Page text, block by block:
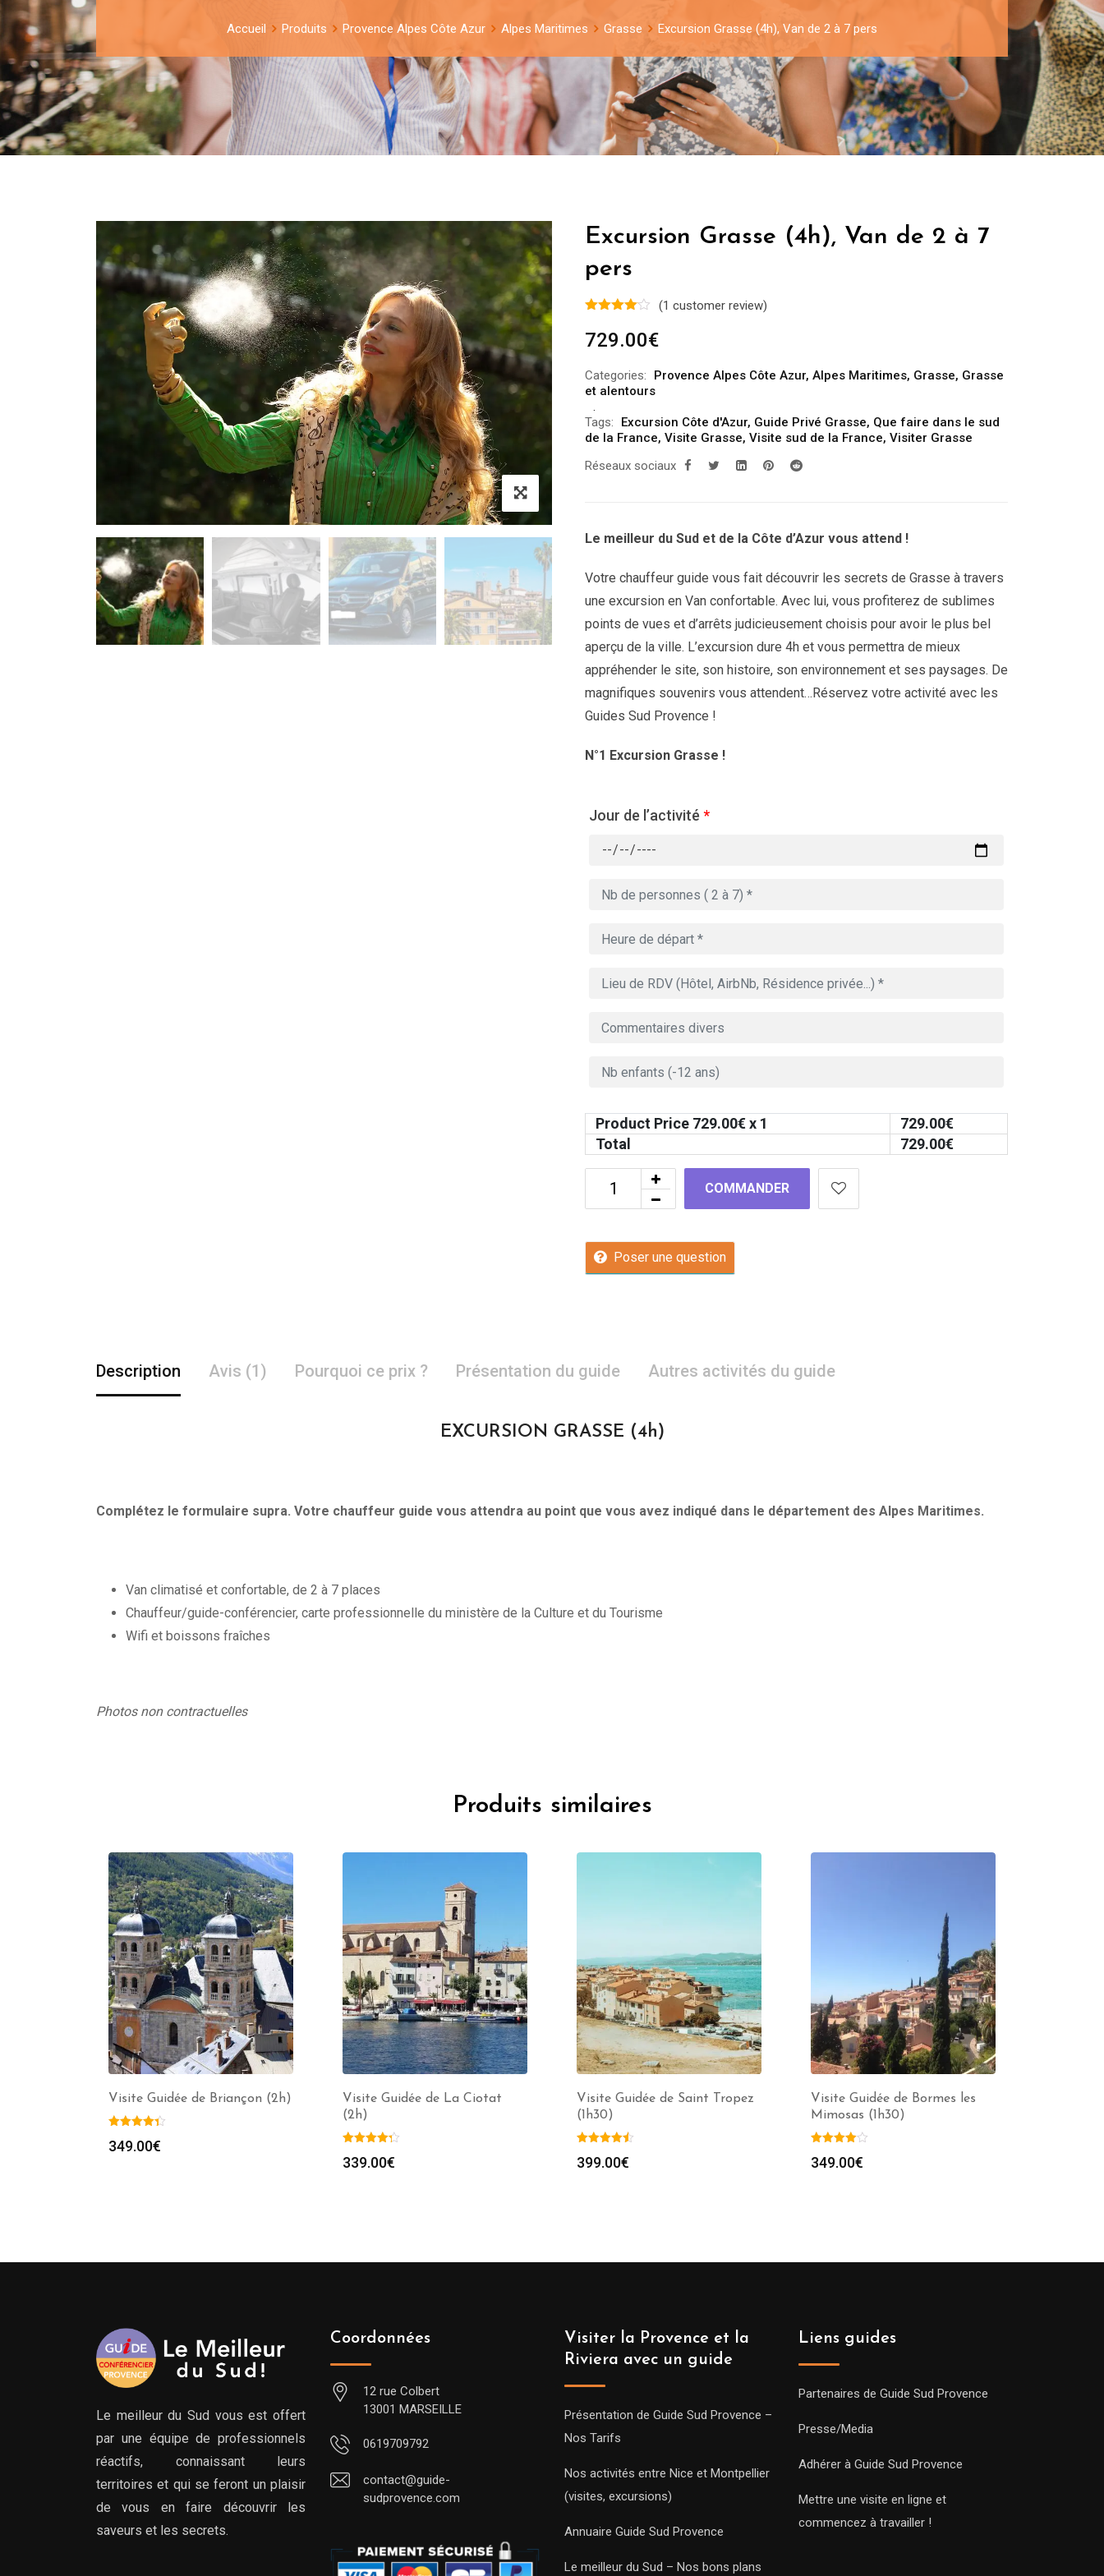
Accueil Produits Provence Alpes Côte Azur Alpes Maritimes Grasse Excursion Grasse (4h), Van de 2 à 7 pers
Excursion Grasse (4h), Van de 2 à 7
pers
(1 customer review)
729.00€
Categories: Provence Alpes Côte Azur, Alpes Maritimes, Grasse, Grasse
et alentours
Tags: Excursion Côte d'Azur, Guide Privé Grasse, Que faire dans le sud
de la France, Visite Grasse, Visite sud de la France, Visiter Grasse
Réseaux sociaux
Le meilleur du Sud et de la Côte d’Azur vous attend !
Votre chauffeur guide vous fait découvrir les secrets de Grasse à travers
une excursion en Van confortable. Avec lui, vous profiterez de sublimes
points de vues et d’arrêts judicieusement choisis pour avoir le plus bel
aperçu de la ville. L’excursion dure 4h et vous permettra de mieux
appréhender le site, son histoire, son environnement et ses paysages. De
magnifiques souvenirs vous attendent…Réservez votre activité avec les
Guides Sud Provence !
N°1 Excursion Grasse !
Jour de l’activité *
Product Price 729.00€ x 1 729.00€
Total
729.00€
COMMANDER
Poser une question
Description Avis (1) Pourquoi ce prix ? Présentation du guide Autres activités du guide
EXCURSION GRASSE (4h)
Complétez le formulaire supra. Votre chauffeur guide vous attendra au point que vous avez indiqué dans le département des Alpes Maritimes.
Van climatisé et confortable, de 2 à 7 places
Chauffeur/guide-conférencier, carte professionnelle du ministère de la Culture et du Tourisme
Wifi et boissons fraîches
Photos non contractuelles
Produits similaires
Visite Guidée de Briançon (2h)
349.00€
Visite Guidée de La Ciotat
(2h)
339.00€
Visite Guidée de Saint Tropez
(1h30)
399.00€
Visite Guidée de Bormes les
Mimosas (1h30)
349.00€
Le meilleur du Sud vous est offert
par une équipe de professionnels
réactifs, connaissant leurs
territoires et qui se feront un plaisir
de vous en faire découvrir les
saveurs et les secrets.
Coordonnées
12 rue Colbert
13001 MARSEILLE
0619709792
contact@guide-
sudprovence.com
Visiter la Provence et la
Riviera avec un guide
Présentation de Guide Sud Provence –
Nos Tarifs
Nos activités entre Nice et Montpellier
(visites, excursions)
Annuaire Guide Sud Provence
Le meilleur du Sud – Nos bons plans
Liens guides
Partenaires de Guide Sud Provence
Presse/Media
Adhérer à Guide Sud Provence
Mettre une visite en ligne et
commencez à travailler !